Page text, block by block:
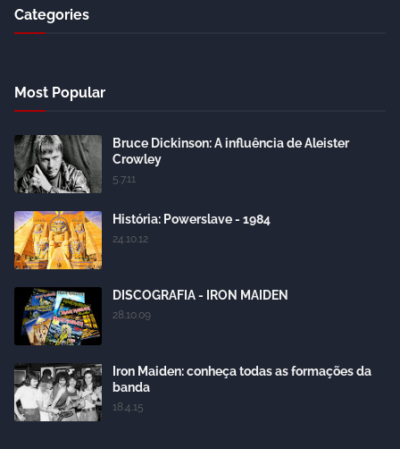
Categories
Most Popular
Bruce Dickinson: A influência de Aleister
Crowley
5.7.11
História: Powerslave - 1984
24.10.12
DISCOGRAFIA - IRON MAIDEN
28.10.09
Iron Maiden: conheça todas as formações da
banda
18.4.15